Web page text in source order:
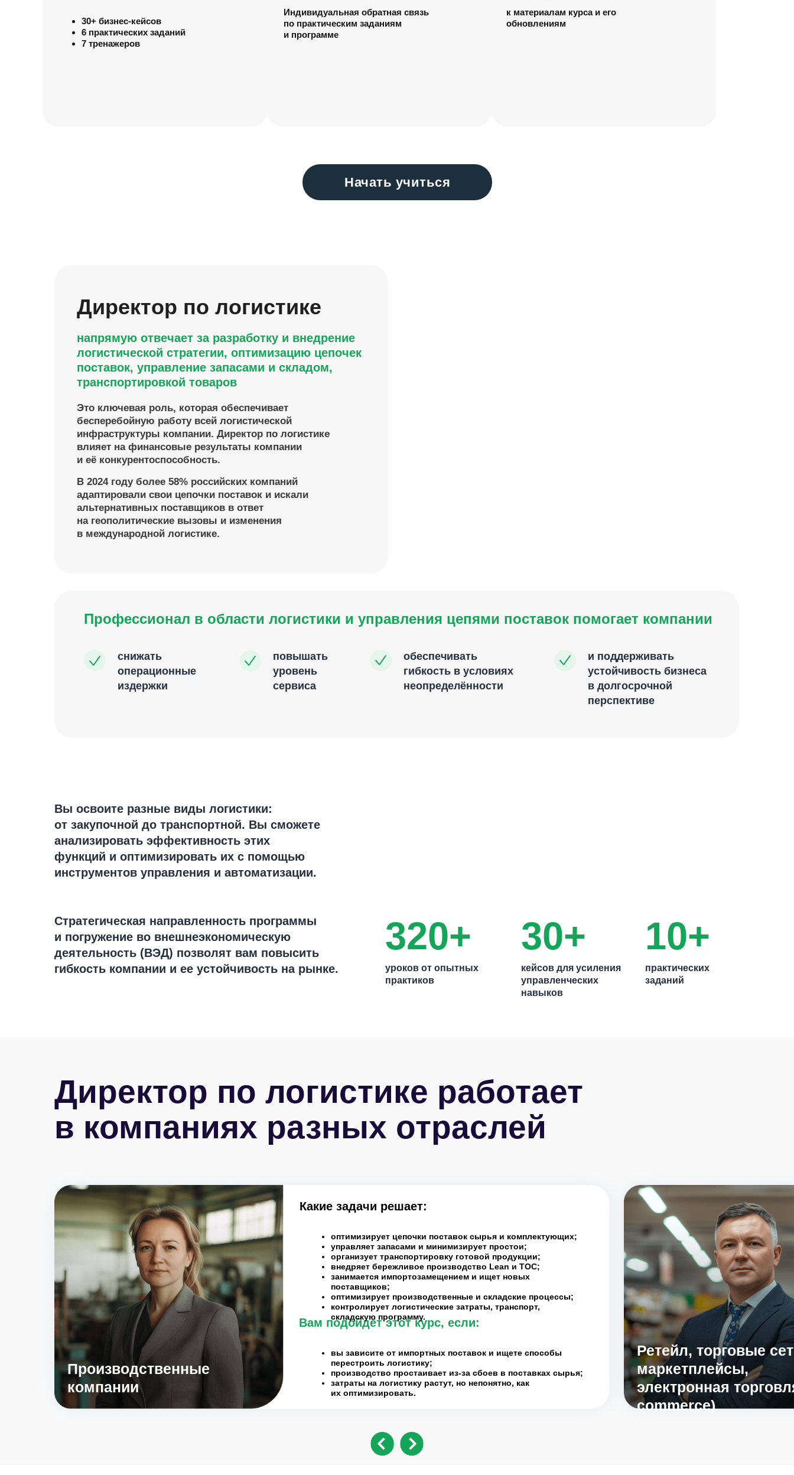
Начать учиться
30+ бизнес-кейсов
6 практических заданий
7 тренажеров
Индивидуальная обратная связь
по практическим заданиям
и программе
к материалам курса и его
обновлениям
Профессионал в области логистики и управления цепями поставок помогает компании
снижать
операционные
издержки
повышать
уровень
сервиса
и поддерживать
устойчивость бизнеса
в долгосрочной
перспективе
обеспечивать
гибкость в условиях
неопределённости
Директор по логистике
напрямую отвечает за разработку и внедрение
логистической стратегии, оптимизацию цепочек
поставок, управление запасами и складом,
транспортировкой товаров
В 2024 году более 58% российских компаний
адаптировали свои цепочки поставок и искали
альтернативных поставщиков в ответ
на геополитические вызовы и изменения
в международной логистике.
Это ключевая роль, которая обеспечивает
бесперебойную работу всей логистической
инфраструктуры компании. Директор по логистике
влияет на финансовые результаты компании
и её конкурентоспособность.
Стратегическая направленность программы
и погружение во внешнеэкономическую
деятельность (ВЭД) позволят вам повысить
гибкость компании и ее устойчивость на рынке.
320+
уроков от опытных
практиков
30+
кейсов для усиления
управленческих
навыков
10+
практических
заданий
Вы освоите разные виды логистики:
от закупочной до транспортной. Вы сможете
анализировать эффективность этих
функций и оптимизировать их с помощью
инструментов управления и автоматизации.
Директор по логистике работает
в компаниях разных отраслей
Ретейл, торговые
маркетплейсы,
электронная
commerce)
Вам подойдёт этот курс, если:
вы зависите от импортных поставок и ищете способы
перестроить логистику;
производство простаивает из-за сбоев в поставках сырья;
затраты на логистику растут, но непонятно, как
их оптимизировать.
оптимизирует цепочки поставок сырья и комплектующих;
управляет запасами и минимизирует простои;
организует транспортировку готовой продукции;
внедряет бережливое производство Lean и TOC;
занимается импортозамещением и ищет новых
поставщиков;
оптимизирует производственные и складские процессы;
контролирует логистические затраты, транспорт,
складскую программу.
Какие задачи решает:
Производственные
компании